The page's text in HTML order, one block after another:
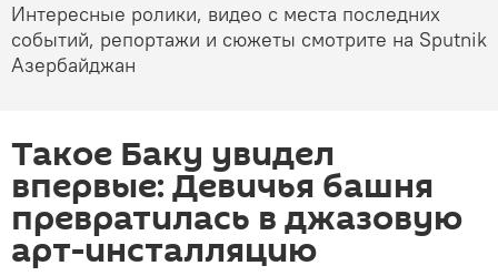
Интересные ролики, видео с места последних
событий, репортажи и сюжеты смотрите на Sputnik
Азербайджан
Такое Баку увидел
впервые: Девичья башня
превратилась в джазовую
арт-инсталляцию